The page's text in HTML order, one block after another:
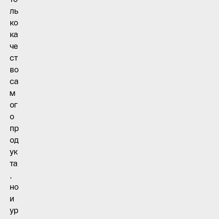
ль
ко
ка
че
ст
во
са
м
ог
о
пр
од
ук
та
,
но
и
ур